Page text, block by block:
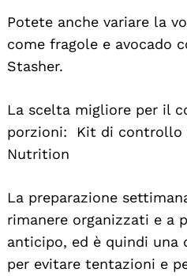
Potete anche variare la
come fragole e avocado
Stasher.
La scelta migliore per il
porzioni: Kit di controllo
Nutrition
La preparazione
rimanere organizzati e a
anticipo, ed è quindi
per evitare tentazioni e